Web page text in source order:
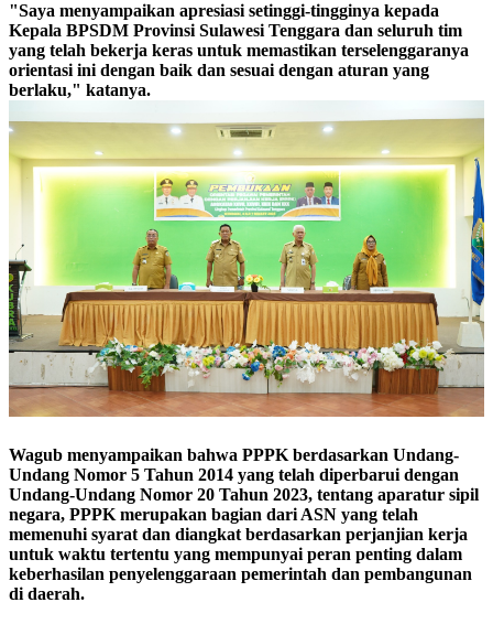
"Saya menyampaikan apresiasi setinggi-tingginya kepada
Kepala BPSDM Provinsi Sulawesi Tenggara dan seluruh tim
yang telah bekerja keras untuk memastikan terselenggaranya
orientasi ini dengan baik dan sesuai dengan aturan yang
berlaku," katanya.
Wagub menyampaikan bahwa PPPK berdasarkan Undang-
Undang Nomor 5 Tahun 2014 yang telah diperbarui dengan
Undang-Undang Nomor 20 Tahun 2023, tentang aparatur sipil
negara, PPPK merupakan bagian dari ASN yang telah
memenuhi syarat dan diangkat berdasarkan perjanjian kerja
untuk waktu tertentu yang mempunyai peran penting dalam
keberhasilan penyelenggaraan pemerintah dan pembangunan
di daerah.